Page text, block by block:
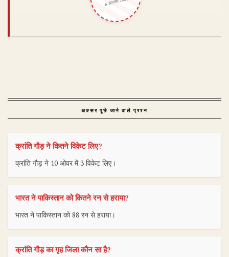
अक्सर पूछे जाने वाले प्रश्न
क्रांति गौड़ ने कितने विकेट लिए?
क्रांति गौड़ ने 10 ओवर में 3 विकेट लिए।
भारत ने पाकिस्तान को कितने रन से हराया?
भारत ने पाकिस्तान को 88 रन से हराया।
क्रांति गौड़ का गृह जिला कौन सा है?